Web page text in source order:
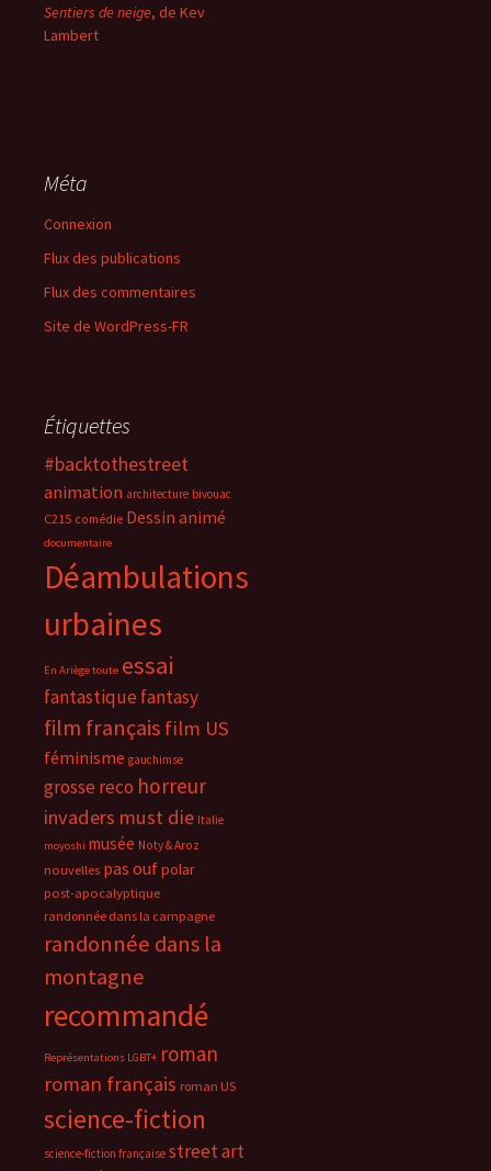
Sentiers de neige, de Kev
Lambert
Méta
Connexion
Flux des publications
Flux des commentaires
Site de WordPress-FR
Étiquettes
#backtothestreet
animation architecture bivouac
C215 comédie Dessin animé
documentaire
Déambulations
urbaines
En Ariège toute essai
fantastiquefantasy
film français film US
féminisme gauchimse
grosse reco horreur
invaders must die Italie
moyoshi musée Noty & Aroz
nouvelles pas oufpolar
post-apocalyptique
randonnée dans la campagne
randonnée dans la
montagne
recommandé
Représentations LGBT+ roman
roman français roman US
science-fiction
science-fiction française street art